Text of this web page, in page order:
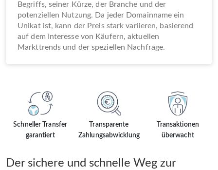
Schneller Transfer
garantiert
Transparente
Zahlungsabwicklung
Transaktionen
überwacht
Der sichere und schnelle Weg zur
Begriffs, seiner Kürze, der Branche und der
potenziellen Nutzung. Da jeder Domainname ein
Unikat ist, kann der Preis stark variieren, basierend
auf dem Interesse von Käufern, aktuellen
Markttrends und der speziellen Nachfrage.